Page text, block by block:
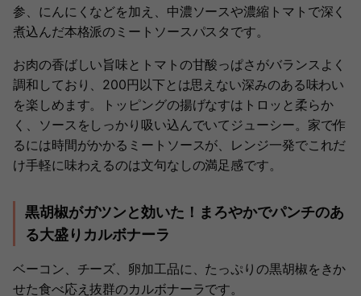
参、にんにくなどを加え、中濃ソースや濃縮トマトで深く
煮込んだ本格派のミートソースパスタです。
お肉の香ばしい旨味とトマトの甘酸っぱさがバランスよく
調和しており、200円以下とは思えない深みのある味わい
を楽しめます。トッピングの揚げなすはトロッと柔らか
く、ソースをしっかり吸い込んでいてジューシー。家で作
るには時間がかかるミートソースが、レンジ一発でこれだ
け手軽に味わえるのは文句なしの満足感です。
黒胡椒がガツンと効いた！まろやかでパンチのあ
る大盛りカルボナーラ
ベーコン、チーズ、卵加工品に、たっぷりの黒胡椒をきか
せた食べ応え抜群のカルボナーラです。